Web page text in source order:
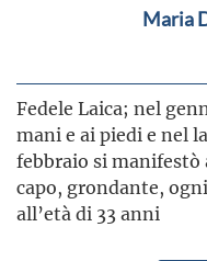
Maria
Fedele Laica; nel
mani e ai piedi e nel
febbraio si manifestò
capo, grondante,
all’età di 33 anni